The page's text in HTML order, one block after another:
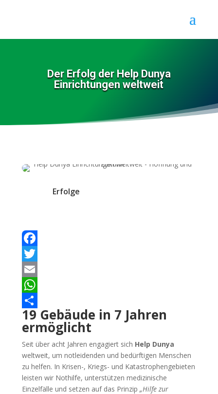
Der Erfolg der Help Dunya
Einrichtungen weltweit
Erfolge
Facebook
Twitter
Email
WhatsApp
Teilen
19 Gebäude in 7 Jahren
ermöglicht
Seit über acht Jahren engagiert sich Help Dunya
weltweit, um notleidenden und bedürftigen Menschen
zu helfen. In Krisen-, Kriegs- und Katastrophengebieten
leisten wir Nothilfe, unterstützen medizinische
Einzelfälle und setzen auf das Prinzip „Hilfe zur